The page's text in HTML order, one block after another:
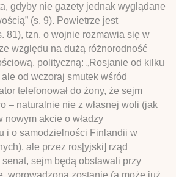
gdyby nie gazety jednak wyglądane
(s. 9). Powietrze jest
81), tzn. o wojnie rozmawia się w
względu na dużą różnorodność
polityczną: „Rosjanie od kilku
od wczoraj smutek wśród
telefonował do żony, że sejm
– naturalnie nie z własnej woli (jak
nowym akcie o władzy
i o samodzielności Finlandii w
ale przez ros[yjski] rząd
sejm będą obstawali przy
wprowadzona zostanie (a może już